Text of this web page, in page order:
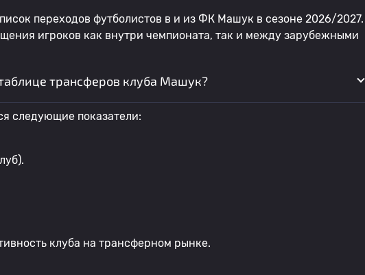
переходов футболистов в и из ФК Машук в сезоне 2026/2027.
игроков как внутри чемпионата, так и между зарубежными
трансферов клуба Машук?
следующие показатели:
клуба на трансферном рынке.